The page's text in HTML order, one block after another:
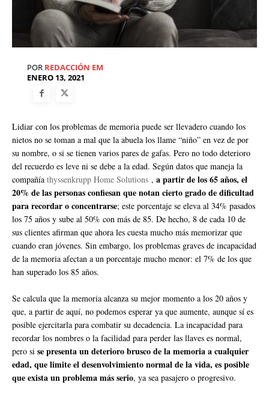
POR REDACCIÓN EM
ENERO 13, 2021
Lidiar con los problemas de memoria puede ser llevadero cuando los
nietos no se toman a mal que la abuela los llame “niño” en vez de por
su nombre, o si se tienen varios pares de gafas. Pero no todo deterioro
del recuerdo es leve ni se debe a la edad. Según datos que maneja la
compañía thyssenkrupp Home Solutions , a partir de los 65 años, el
20% de las personas confiesan que notan cierto grado de dificultad
para recordar o concentrarse; este porcentaje se eleva al 34% pasados
los 75 años y sube al 50% con más de 85. De hecho, 8 de cada 10 de
sus clientes afirman que ahora les cuesta mucho más memorizar que
cuando eran jóvenes. Sin embargo, los problemas graves de incapacidad
de la memoria afectan a un porcentaje mucho menor: el 7% de los que
han superado los 85 años.
Se calcula que la memoria alcanza su mejor momento a los 20 años y
que, a partir de aquí, no podemos esperar ya que aumente, aunque sí es
posible ejercitarla para combatir su decadencia. La incapacidad para
recordar los nombres o la facilidad para perder las llaves es normal,
pero si se presenta un deterioro brusco de la memoria a cualquier
edad, que limite el desenvolvimiento normal de la vida, es posible
que exista un problema más serio, ya sea pasajero o progresivo.